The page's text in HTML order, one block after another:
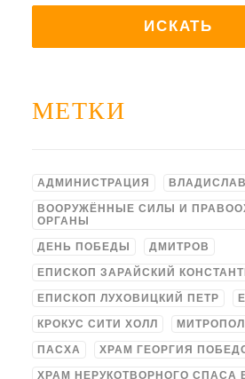
МЕТКИ
АДМИНИСТРАЦИЯ
ВООРУЖЁННЫЕ СИЛЫ И
ОРГАНЫ
ДЕНЬ ПОБЕДЫ ДМИТРОВ
ЕПИСКОП ЗАРАЙСКИЙ
ЕПИСКОП ЛУХОВИЦКИЙ ПЕТР
КРОКУС СИТИ ХОЛЛ
ПАСХА ХРАМ ГЕОРГИЯ
ХРАМ НЕРУКОТВОРНОГО СПАСА